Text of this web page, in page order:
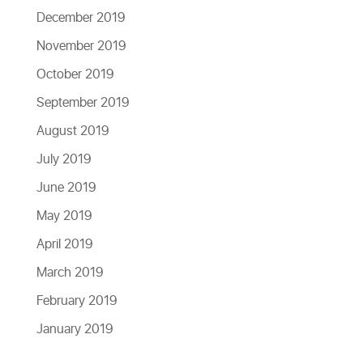
December 2019
November 2019
October 2019
September 2019
August 2019
July 2019
June 2019
May 2019
April 2019
March 2019
February 2019
January 2019